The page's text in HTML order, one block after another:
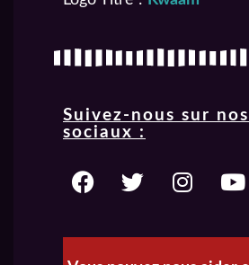
Suivez-nous sur
sociaux :